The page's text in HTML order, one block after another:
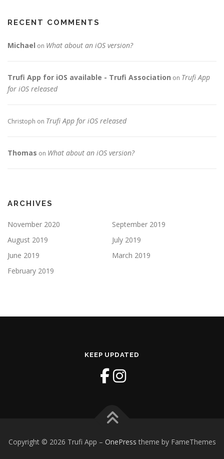
RECENT COMMENTS
Michael on What about an iOS version?
Trufi App for iOS available - Trufi Association on Trufi App
for iOS released
Christoph on Trufi App for iOS released
Thomas on What about an iOS version?
ARCHIVES
November 2020
September 2019
August 2019
July 2019
June 2019
March 2019
February 2019
KEEP UPDATED
Copyright © 2026 Trufi App – OnePress theme by FameThemes